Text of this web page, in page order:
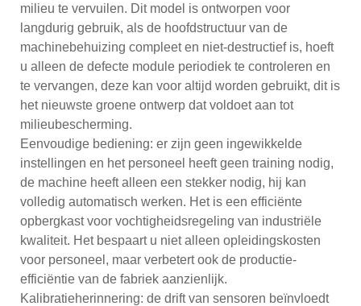
milieu te vervuilen. Dit model is ontworpen voor
langdurig gebruik, als de hoofdstructuur van de
machinebehuizing compleet en niet-destructief is, hoeft
u alleen de defecte module periodiek te controleren en
te vervangen, deze kan voor altijd worden gebruikt, dit is
het nieuwste groene ontwerp dat voldoet aan tot
milieubescherming.
Eenvoudige bediening: er zijn geen ingewikkelde
instellingen en het personeel heeft geen training nodig,
de machine heeft alleen een stekker nodig, hij kan
volledig automatisch werken. Het is een efficiënte
opbergkast voor vochtigheidsregeling van industriële
kwaliteit. Het bespaart u niet alleen opleidingskosten
voor personeel, maar verbetert ook de productie-
efficiëntie van de fabriek aanzienlijk.
Kalibratieherinnering: de drift van sensoren beïnvloedt